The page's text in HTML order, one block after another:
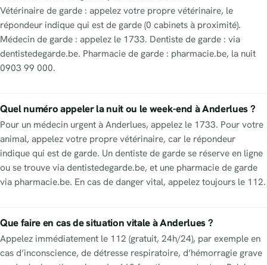
Vétérinaire de garde : appelez votre propre vétérinaire, le
répondeur indique qui est de garde (0 cabinets à proximité).
Médecin de garde : appelez le 1733. Dentiste de garde : via
dentistedegarde.be. Pharmacie de garde : pharmacie.be, la nuit
0903 99 000.
Quel numéro appeler la nuit ou le week-end à Anderlues ?
Pour un médecin urgent à Anderlues, appelez le 1733. Pour votre
animal, appelez votre propre vétérinaire, car le répondeur
indique qui est de garde. Un dentiste de garde se réserve en ligne
ou se trouve via dentistedegarde.be, et une pharmacie de garde
via pharmacie.be. En cas de danger vital, appelez toujours le 112.
Que faire en cas de situation vitale à Anderlues ?
Appelez immédiatement le 112 (gratuit, 24h/24), par exemple en
cas d’inconscience, de détresse respiratoire, d’hémorragie grave